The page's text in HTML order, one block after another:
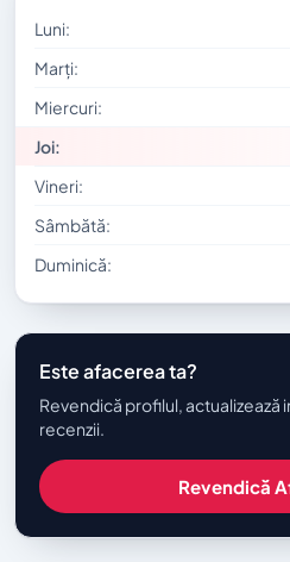
Luni:
Marți:
Miercuri:
Joi:
Vineri:
Sâmbătă:
Duminică:
Este afacerea ta?
Revendică profilul, actualizează
recenzii.
Revendică